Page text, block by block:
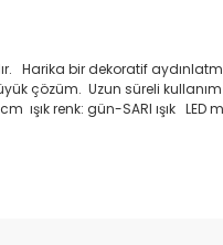
Harika bir dekoratif
çözüm. Uzun süreli
ışık renk: gün-SARI ışık LED